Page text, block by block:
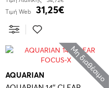
Τιμή Web
31,25€
Μη διαθέσιμο
AQUARIAN